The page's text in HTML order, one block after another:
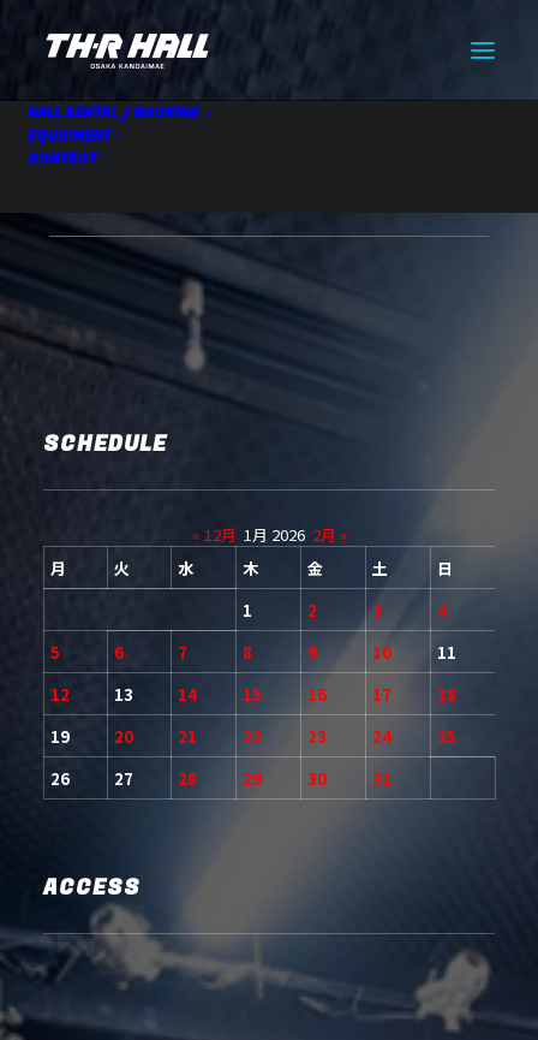
HALL RENTAL / BOOKING
EQUIPMENT
CONTACT
SCHEDULE
« 12月 1月 2026 2月 »
月
火 水 木 金 土
日
1
2 3
4
5
6 7 8 9 10
11
12
13 14 15 16 17
18
19
20 21 22 23 24
25
26
27 28 29 30 31
ACCESS